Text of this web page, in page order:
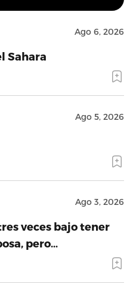
Ago 6, 2026
Sahara
Ago 5, 2026
Ago 3, 2026
veces bajo tener
pero…